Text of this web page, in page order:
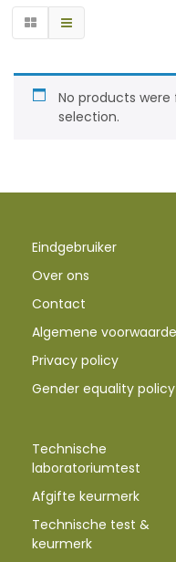
No products
selection.
Eindgebruiker
Over ons
Contact
Algemene
Privacy policy
Gender equality policy
Technische
laboratoriumtest
Afgifte keurmerk
Technische test &
keurmerk